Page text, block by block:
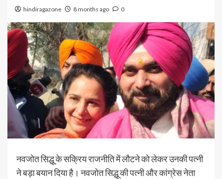
hindiragazone 8 months ago 0
नवजोत सिद्धू के सक्रिय राजनीति में लौटने को लेकर उनकी पत्नी
ने बड़ा बयान दिया है। नवजोत सिद्धू की पत्नी और कांग्रेस नेता